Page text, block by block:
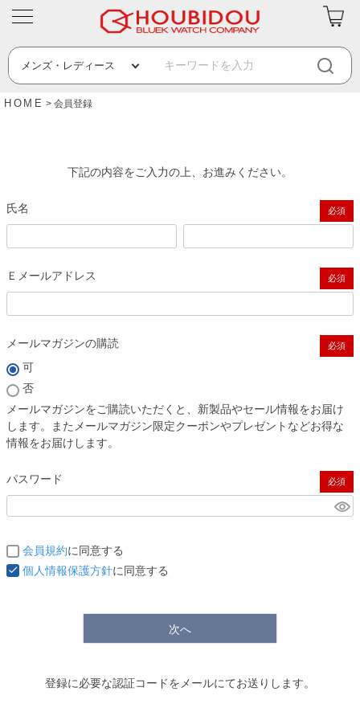
HOME 会員登録
下記の内容をご入力の上、お進みください。
氏名
Ｅメールアドレス
メールマガジンの購読
可
否
メールマガジンをご購読いただくと、新製品やセール情報をお届け
します。またメールマガジン限定クーポンやプレゼントなどお得な
情報をお届けします。
パスワード
(必須)
会員規約に同意する
個人情報保護方針に同意する
次へ
登録に必要な認証コードをメールにてお送りします。